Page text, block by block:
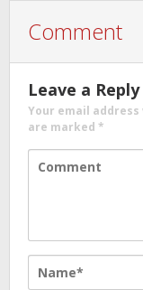
Comment
Leave a Reply
Your email
are marked *